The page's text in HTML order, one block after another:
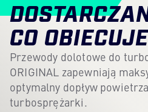
Kariera
Newsletter
Język: Polski
CO
Przewody dolotowe do
ORIGINAL zapewniają
optymalny dopływ
turbosprężarki.